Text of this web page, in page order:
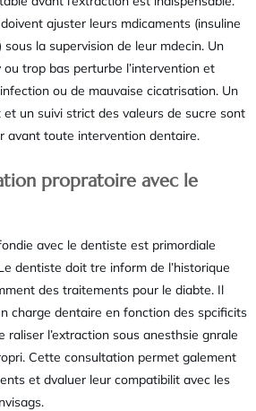
ajuster leurs mdicaments (insuline
la supervision de leur mdecin. Un
trop bas perturbe l’intervention et
ou de mauvaise cicatrisation. Un
et un suivi strict des valeurs de sucre sont
avant toute intervention dentaire.
propratoire avec le
avec le dentiste est primordiale
dentiste doit tre inform de l’historique
des traitements pour le diabte. Il
charge dentaire en fonction des spcificits
raliser l’extraction sous anesthsie gnrale
Cette consultation permet galement
et dvaluer leur compatibilit avec les